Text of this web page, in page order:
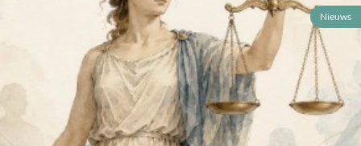
Nieuws